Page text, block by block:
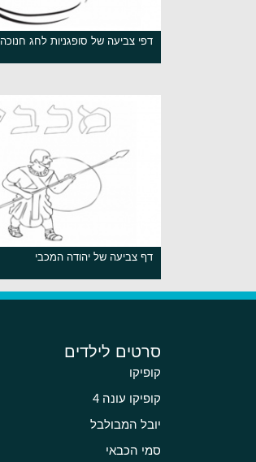
דפי צביעה של סופגניות לחג חנוכה
דף צביעה של יהודה המכבי
סרטים לילדים
קופיקו
קופיקו עונה 4
יובל המבולבל
סמי הכבאי